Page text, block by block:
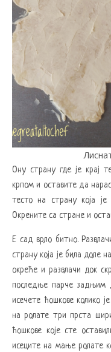
Ону страну где је крај
крпом и оставите да
тесто на страну која
Окрените са стране и
Е сад врло битно.
страну која је била доле
окреће и развлачи док
последње парче задњим
исечете ћошкове колико
на ролате три прста
ћошкове које сте
исеците на мање ролате